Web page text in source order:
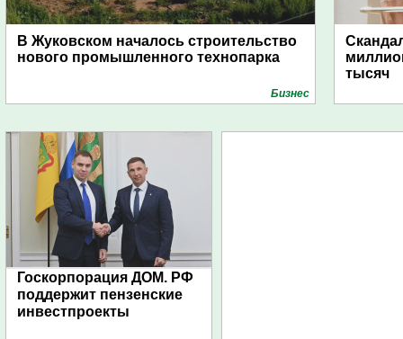
В Жуковском началось строительство
нового промышленного технопарка
Бизнес
тысяч
Госкорпорация ДОМ. РФ
поддержит пензенские
инвестпроекты